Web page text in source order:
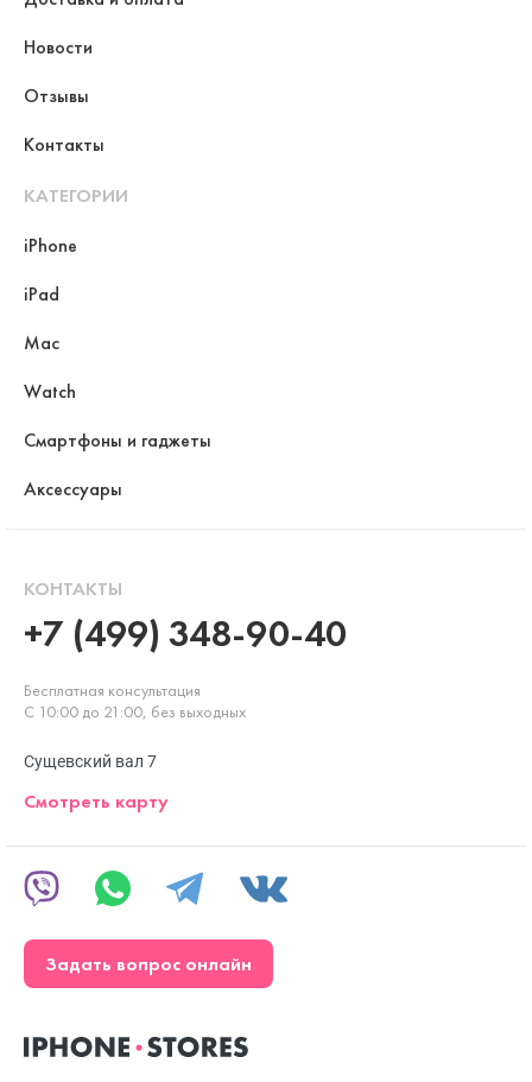
Новости
Отзывы
Контакты
КАТЕГОРИИ
iPhone
iPad
Mac
Watch
Смартфоны и гаджеты
Аксессуары
КОНТАКТЫ
+7 (499) 348-90-40
Бесплатная консультация
С 10:00 до 21:00, без выходных
Сущевский вал 7
Смотреть карту
Задать вопрос онлайн